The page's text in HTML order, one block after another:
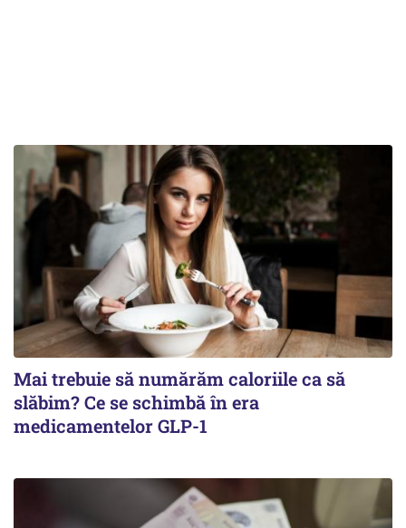
Mai trebuie să numărăm caloriile ca să
slăbim? Ce se schimbă în era
medicamentelor GLP-1